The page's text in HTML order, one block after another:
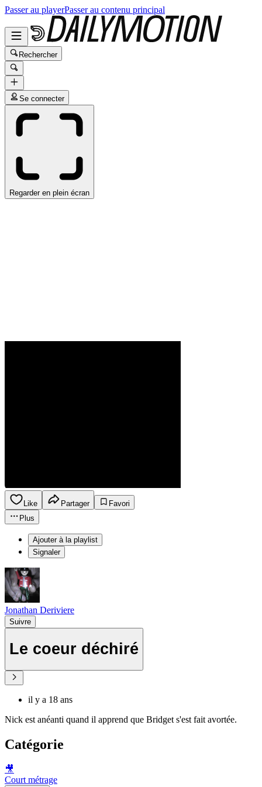
Passer au playerPasser au contenu principal
Rechercher
Se connecter
Regarder en plein écran
Like Partager
Favori
Plus
Ajouter à la playlist
Signaler
Jonathan Deriviere
Suivre
Le coeur déchiré
il y a 18 ans
Nick est anéanti quand il apprend que Bridget s'est fait avortée.
Catégorie
🎥
Court métrage